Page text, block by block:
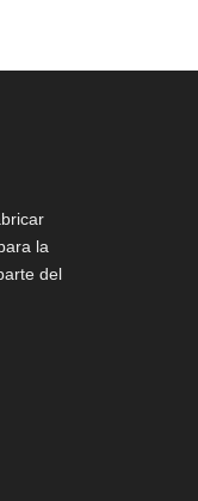
la
del